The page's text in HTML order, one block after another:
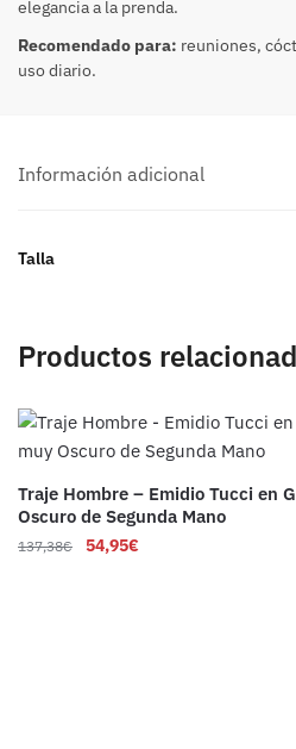
elegancia a la prenda.
Recomendado para: reuniones,
uso diario.
Información adicional
Talla
Productos
Traje Hombre – Emidio Tucci en
Oscuro de Segunda Mano
137,38€ 54,95€